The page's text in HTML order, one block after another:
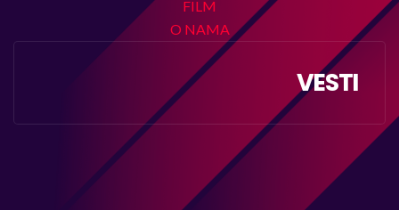
FILM
O NAMA
VESTI